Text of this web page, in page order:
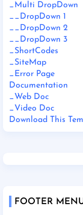
_Multi DropDown
__DropDown 1
__DropDown 2
__DropDown 3
_ShortCodes
_SiteMap
_Error Page
Documentation
_Web Doc
_Video Doc
Download This
FOOTER